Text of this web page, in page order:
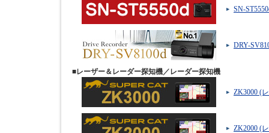
SN-
DRY-
■レーザー＆レーダー探知機／レーダー探知機
ZK3000 (
ZK2000 (